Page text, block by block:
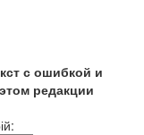
с ошибкой и
редакции